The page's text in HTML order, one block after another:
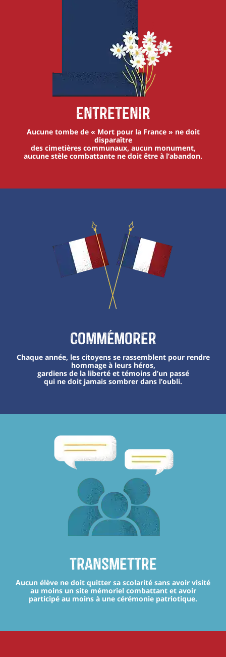
Entretenir
Aucune tombe de « Mort pour la France » ne doit
disparaître
des cimetières communaux, aucun monument,
aucune stèle combattante ne doit être à l’abandon.
Commémorer
Chaque année, les citoyens se rassemblent pour rendre
hommage à leurs héros,
gardiens de la liberté et témoins d’un passé
qui ne doit jamais sombrer dans l’oubli.
transmettre
Aucun élève ne doit quitter sa scolarité sans avoir visité
au moins un site mémoriel combattant et avoir
participé au moins à une cérémonie patriotique.